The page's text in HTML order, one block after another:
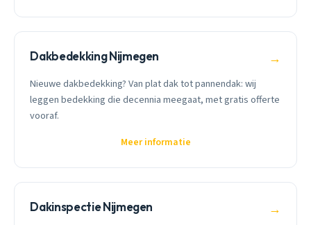
Dakbedekking Nijmegen →
Nieuwe dakbedekking? Van plat dak tot pannendak: wij
leggen bedekking die decennia meegaat, met gratis offerte
vooraf.
Meer informatie
Dakinspectie Nijmegen →